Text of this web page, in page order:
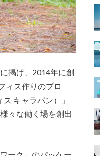
掲げ、2014年に創
ィス作りのプロ
キャラバン）」
々な働く場を創出